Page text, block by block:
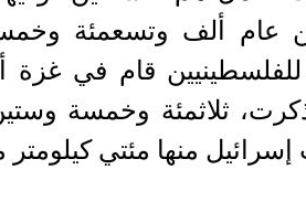
عام ألف وتسعمئة
قام في
ثلاثمئة وخمسة
منها مئتي كيلومتر